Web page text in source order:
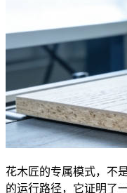
花木匠的专属模式，不
的运行路径，它证明了